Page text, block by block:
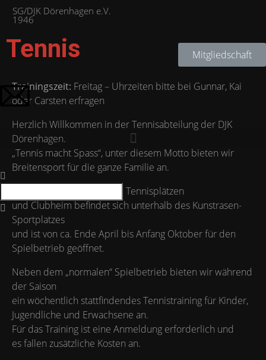
Mitgliedschaft
SG/DJK Dörenhagen e.V.
1946
Tennis
Trainingszeit: Freitag – Uhrzeiten bitte bei Gunnar, Kai
oder Carsten erfragen
Herzlich Willkommen in der Tennisabteilung der DJK
Dörenhagen.
„Tennis macht Spass“, unter diesem Motto bieten wir
Breitensport für die ganze Familie an.
Unsere Tennisanlage mit 2 Tennisplätzen
und Clubheim befindet sich unterhalb des Kunstrasen-
Sportplatzes
und ist von ca. Ende April bis Anfang Oktober für den
Spielbetrieb geöffnet.
Neben dem „normalen“ Spielbetrieb bieten wir während
der Saison
ein wöchentlich stattfindendes Tennistraining für Kinder,
Jugendliche und Erwachsene an.
Für das Training ist eine Anmeldung erforderlich und
es fallen zusätzliche Kosten an.